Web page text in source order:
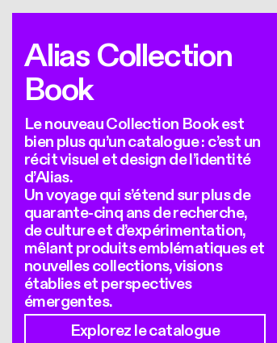
Alias Collection
Book
Le nouveau Collection Book est
bien plus qu’un catalogue : c’est un
récit visuel et design de l’identité
d’Alias.
Un voyage qui s’étend sur plus de
quarante-cinq ans de recherche,
de culture et d’expérimentation,
mêlant produits emblématiques et
nouvelles collections, visions
établies et perspectives
émergentes.
Explorez le catalogue